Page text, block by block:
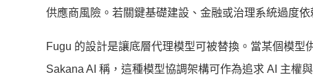
供應商風險。若關鍵基礎建設、金融或治理系統過度
Fugu 的設計是讓底層代理模型可被替換。當某個模型
Sakana AI 稱，這種模型協調架構可作為追求 AI 主權